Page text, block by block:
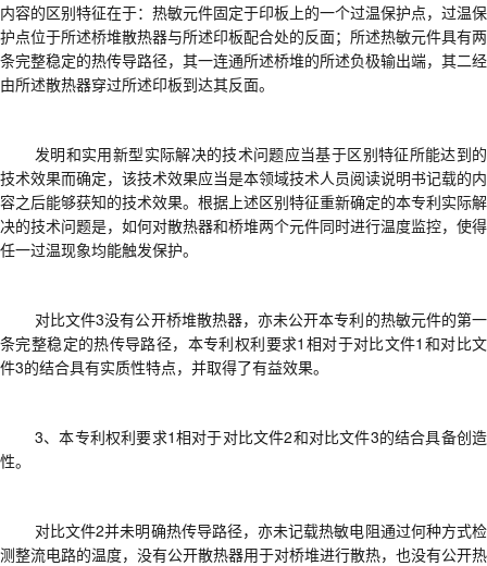
内容的区别特征在于：热敏元件固定于印板上的一个过温保护点，过温保
护点位于所述桥堆散热器与所述印板配合处的反面；所述热敏元件具有两
条完整稳定的热传导路径，其一连通所述桥堆的所述负极输出端，其二经
由所述散热器穿过所述印板到达其反面。
发明和实用新型实际解决的技术问题应当基于区别特征所能达到的
技术效果而确定，该技术效果应当是本领域技术人员阅读说明书记载的内
容之后能够获知的技术效果。根据上述区别特征重新确定的本专利实际解
决的技术问题是， 如何对散热器和桥堆两个元件同时进行温度监控，使得
任一过温现象均能触发保护。
对比文件3没有公开桥堆散热器，亦未公开本专利的热敏元件的第一
条完整稳定的热传导路径，本专利权利要求1相对于对比文件1和对比文
件3的结合具有实质性特点，并取得了有益效果。
3、本专利权利要求1相对于对比文件2和对比文件3的结合具备创造
性。
对比文件2并未明确热传导路径，亦未记载热敏电阻通过何种方式检
测整流电路的温度，没有公开散热器用于对桥堆进行散热，也没有公开热